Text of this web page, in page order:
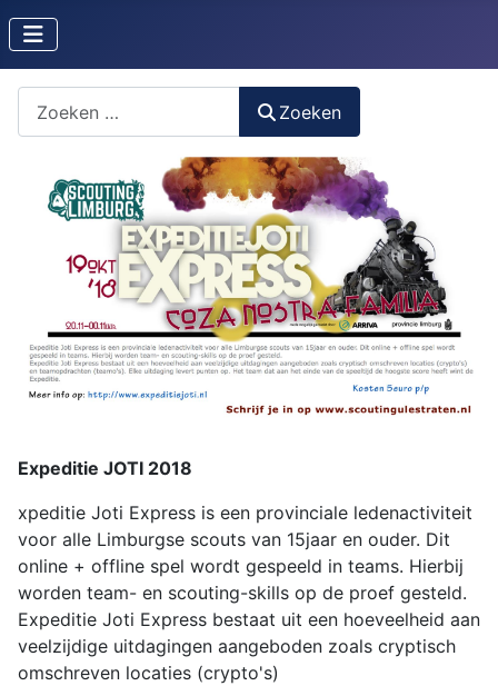
Zoeken
Expeditie JOTI 2018
xpeditie Joti Express is een provinciale ledenactiviteit
voor alle Limburgse scouts van 15jaar en ouder. Dit
online + offline spel wordt gespeeld in teams. Hierbij
worden team- en scouting-skills op de proef gesteld.
Expeditie Joti Express bestaat uit een hoeveelheid aan
veelzijdige uitdagingen aangeboden zoals cryptisch
omschreven locaties (crypto's)